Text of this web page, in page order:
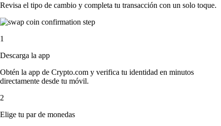
Revisa el tipo de cambio y completa tu transacción con un solo toque.
1
Descarga la app
Obtén la app de Crypto.com y verifica tu identidad en minutos
directamente desde tu móvil.
2
Elige tu par de monedas